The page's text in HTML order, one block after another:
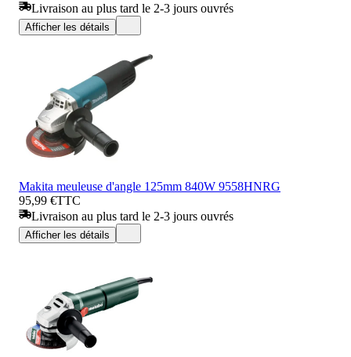
Livraison au plus tard le 2-3 jours ouvrés
Afficher les détails
Makita meuleuse d'angle 125mm 840W 9558HNRG
95,99 €TTC
Livraison au plus tard le 2-3 jours ouvrés
Afficher les détails